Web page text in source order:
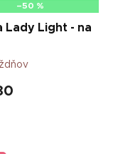
–50 %
Lady Light - na